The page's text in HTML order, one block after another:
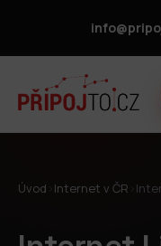
Úvod Internet v ČR